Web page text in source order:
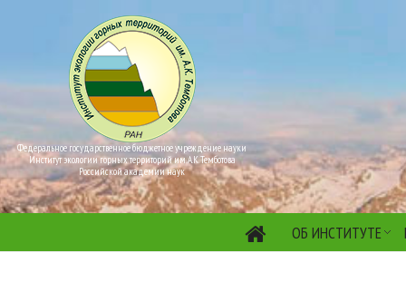
Федеральное государственное бюджетное учреждение науки
Институт экологии горных территорий им. А.К. Темботова
Российской академии наук
ОБ ИНСТИТУТЕ